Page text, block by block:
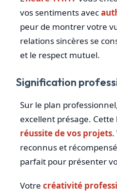
vos sentiments avec
peur de montrer votre
relations sincères se
et le respect mutuel.
Signification
Sur le plan
excellent présage.
réussite de vos projets.
reconnus et
parfait pour présenter
Votre créativité